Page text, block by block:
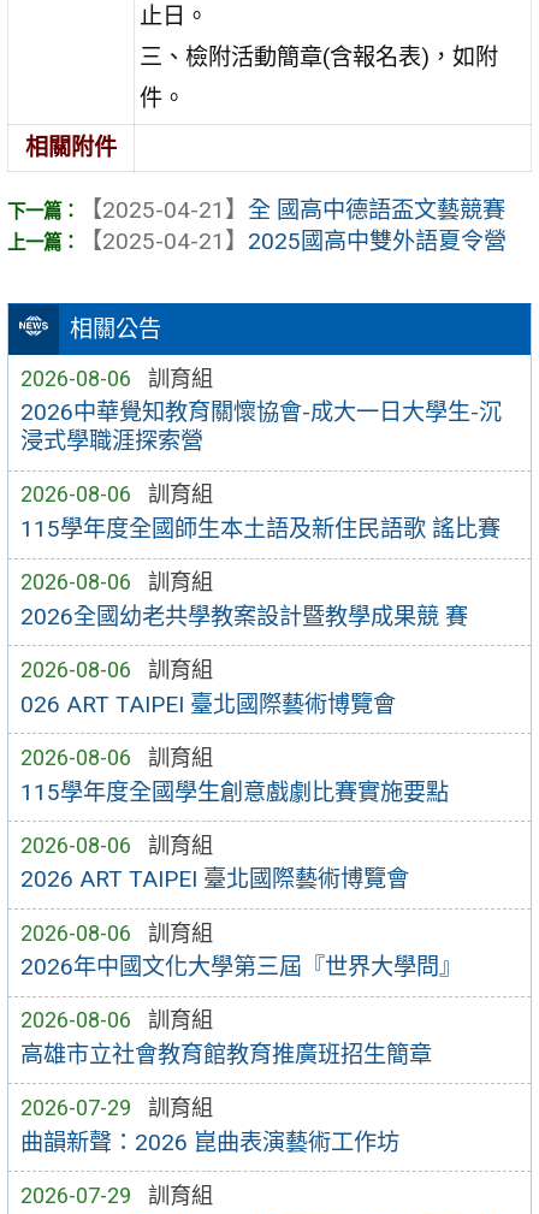
相關公告
2026-08-06 訓育組
2026中華覺知教育關懷協會-成大一日大學生-沉
浸式學職涯探索營
2026-08-06 訓育組
115學年度全國師生本土語及新住民語歌 謠比賽
2026-08-06 訓育組
2026全國幼老共學教案設計暨教學成果競 賽
2026-08-06 訓育組
026 ART TAIPEI 臺北國際藝術博覽會
2026-08-06 訓育組
115學年度全國學生創意戲劇比賽實施要點
2026-08-06 訓育組
2026 ART TAIPEI 臺北國際藝術博覽會
2026-08-06 訓育組
2026年中國文化大學第三屆『世界大學問』
2026-08-06 訓育組
高雄市立社會教育館教育推廣班招生簡章
2026-07-29 訓育組
曲韻新聲：2026 崑曲表演藝術工作坊
2026-07-29 訓育組
止日。
三、檢附活動簡章(含報名表)，如附
件。
相關附件
【2025-04-21】 全 國高中德語盃文藝競賽
【2025-04-21】 2025國高中雙外語夏令營